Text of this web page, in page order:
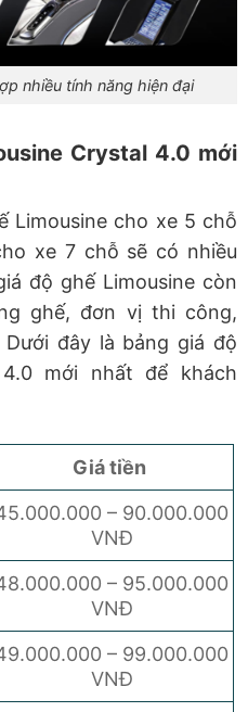
nhiều tính năng hiện đại
Crystal 4.0 mới
Limousine cho xe 5 chỗ
xe 7 chỗ sẽ có nhiều
độ ghế Limousine còn
ghế, đơn vị thi công,
Dưới đây là bảng giá độ
4.0 mới nhất để khách
Giá tiền
– 90.000.000
VNĐ
– 95.000.000
VNĐ
– 99.000.000
VNĐ